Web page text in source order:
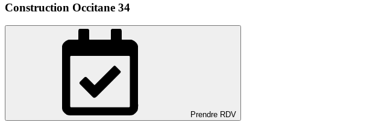
Construction Occitane 34
Prendre RDV